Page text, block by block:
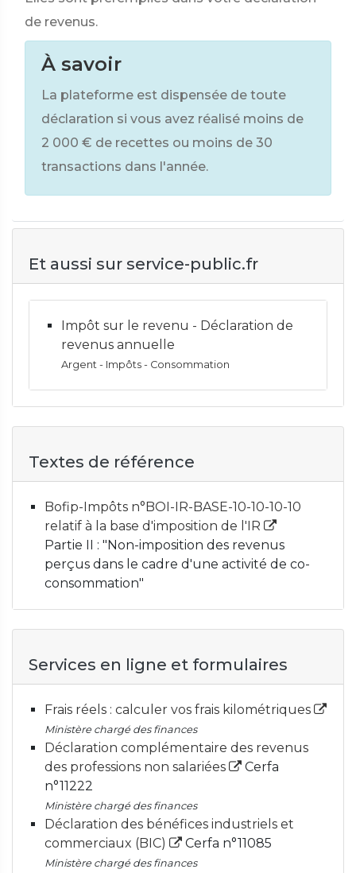
de revenus.
À savoir
La plateforme est dispensée de toute
déclaration si vous avez réalisé moins de
2 000 € de recettes ou moins de 30
transactions dans l'année.
Et aussi sur service-public.fr
Impôt sur le revenu - Déclaration de
revenus annuelle
Argent - Impôts - Consommation
Textes de référence
Bofip-Impôts n°BOI-IR-BASE-10-10-10-10
relatif à la base d'imposition de l'IR
Partie II : "Non-imposition des revenus
perçus dans le cadre d'une activité de co-
consommation"
Services en ligne et formulaires
Frais réels : calculer vos frais kilométriques
Ministère chargé des finances
Déclaration complémentaire des revenus
des professions non salariées
Cerfa
n°11222
Ministère chargé des finances
Déclaration des bénéfices industriels et
commerciaux (BIC)
Cerfa n°11085
Ministère chargé des finances